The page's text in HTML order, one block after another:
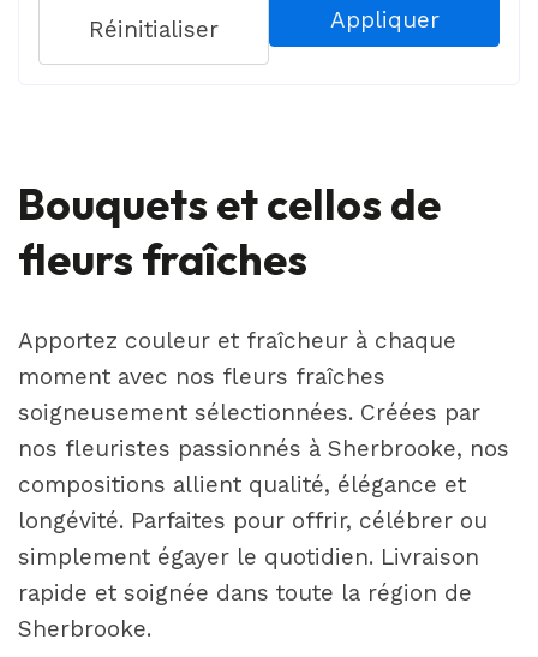
Appliquer
Réinitialiser
Bouquets et cellos de
fleurs fraîches
Apportez couleur et fraîcheur à chaque
moment avec nos fleurs fraîches
soigneusement sélectionnées. Créées par
nos fleuristes passionnés à Sherbrooke, nos
compositions allient qualité, élégance et
longévité. Parfaites pour offrir, célébrer ou
simplement égayer le quotidien. Livraison
rapide et soignée dans toute la région de
Sherbrooke.